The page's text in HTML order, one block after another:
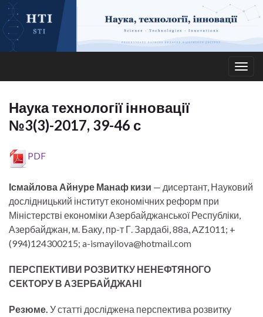
Наука технології інновації
№3(3)-2017, 39-46 с
PDF
Ісмайлова Айнуре Манаф кизи — дисертант, Науковий
дослідницький інститут економічних реформ при
Міністерстві економіки Азербайджанської Республіки,
Азербайджан, м. Баку, пр-т Г. Зардабі, 88а, AZ1011; +
(994)124300215; a-ismayilova@hotmail.com
ПЕРСПЕКТИВИ РОЗВИТКУ НЕНЕФТЯНОГО
СЕКТОРУ В АЗЕРБАЙДЖАНІ
Резюме. У статті досліджена перспектива розвитку